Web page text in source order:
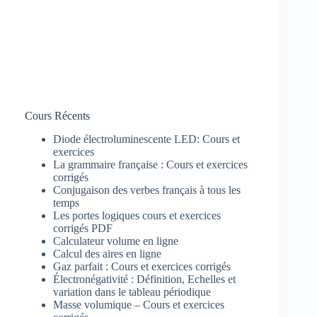
Cours Récents
Diode électroluminescente LED: Cours et
exercices
La grammaire française : Cours et exercices
corrigés
Conjugaison des verbes français à tous les
temps
Les portes logiques cours et exercices
corrigés PDF
Calculateur volume en ligne
Calcul des aires en ligne
Gaz parfait : Cours et exercices corrigés
Électronégativité : Définition, Echelles et
variation dans le tableau périodique
Masse volumique – Cours et exercices